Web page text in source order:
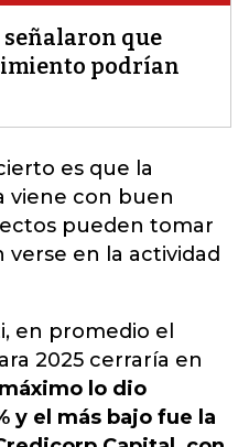
que
podrían
es que la
viene con buen
pueden tomar
en la actividad
en promedio el
2025 cerraría en
lo dio
y el más bajo fue la